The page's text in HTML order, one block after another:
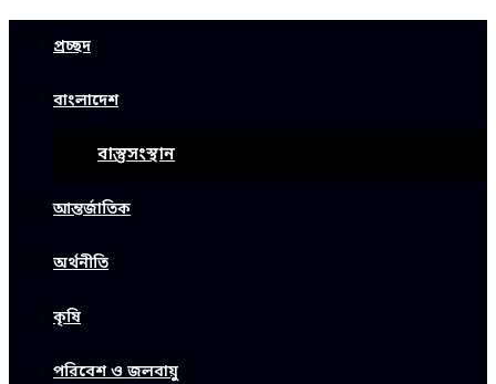
প্রচ্ছদ
বাংলাদেশ
বাস্তুসংস্থান
আন্তর্জাতিক
অর্থনীতি
কৃষি
পরিবেশ ও জলবায়ু